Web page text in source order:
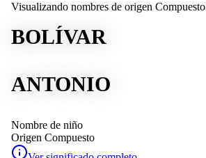
Visualizando nombres de origen Compuesto
BOLÍVAR
ANTONIO
Nombre de niño
Origen Compuesto